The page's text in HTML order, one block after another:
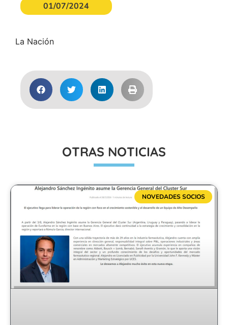
01/07/2024
La Nación
OTRAS NOTICIAS
NOVEDADES SOCIOS